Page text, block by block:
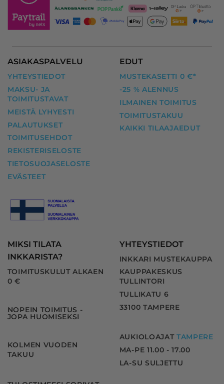
ASIAKASPALVELU
YHTEYSTIEDOT
MAKSU- JA
TOIMITUSTAVAT
MEISTÄ LYHYESTI
PALAUTUKSET
TOIMITUSEHDOT
REKISTERISELOSTE
TIETOSUOJASELOSTE
EVÄSTEET
EDUT
MUSTEKASETTI 0 €*
-25 % ALENNUS
ILMAINEN TOIMITUS
TOIMITUSTAKUU
KAIKKI TILAAJAEDUT
MIKSI TILATA
INKKARISTA?
TOIMITUSKULUT ALKAEN
0 €
NOPEIN TOIMITUS -
JOPA HUOMISEKSI
KOLMEN VUODEN
TAKUU
YHTEYSTIEDOT
INKKARI MUSTEKAUPPA
KAUPPAKESKUS
TULLINTORI
TULLIKATU 6
33100 TAMPERE
AUKIOLOAJAT TAMPERE
MA-PE 11.00 - 17.00
LA-SU SULJETTU